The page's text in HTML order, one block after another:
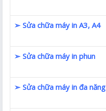
➢ Sửa chữa máy in A3, A4
➢ Sửa chữa máy in phun
➢ Sửa chữa máy in đa năng